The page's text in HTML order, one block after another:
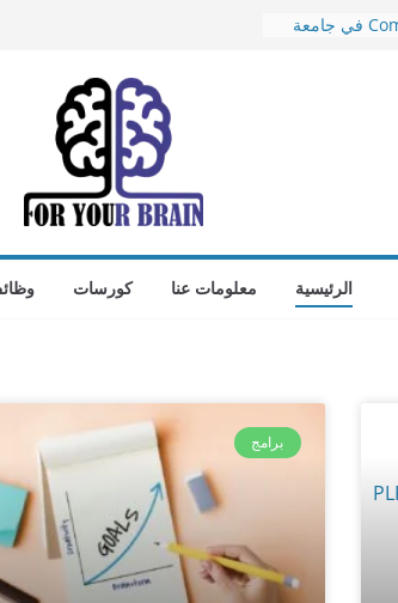
ادرس Computer Science في جامعة
الرئيسية معلومات عنا كورسات
برامج